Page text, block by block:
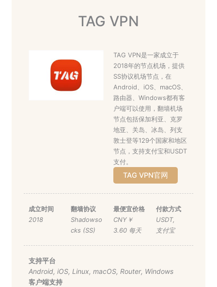
TAG VPN
TAG VPN是一家成立于
2018年的节点机场，提供
SS协议机场节点，在
Android、iOS、macOS、
路由器、Windows都有客
户端可以使用，翻墙机场
节点包括保加利亚、克罗
地亚、关岛、冰岛、列支
敦士登等129个国家和地区
节点，支持支付宝和USDT
支付。
TAG VPN官网
成立时间
2018
翻墙协议
Shadowso
cks (SS)
最便宜价格
CNY￥
3.60 每天
付款方式
USDT,
支付宝
支持平台
Android, iOS, Linux, macOS, Router, Windows
客户端支持